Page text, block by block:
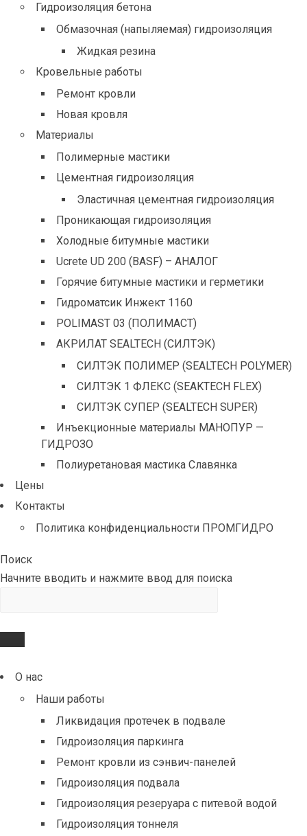
Гидроизоляция бетона
Обмазочная (напыляемая) гидроизоляция
Жидкая резина
Кровельные работы
Ремонт кровли
Новая кровля
Материалы
Полимерные мастики
Цементная гидроизоляция
Эластичная цементная гидроизоляция
Проникающая гидроизоляция
Холодные битумные мастики
Ucrete UD 200 (BASF) – АНАЛОГ
Горячие битумные мастики и герметики
Гидроматсик Инжект 1160
POLIMAST 03 (ПОЛИМАСТ)
АКРИЛАТ SEALTECH (СИЛТЭК)
СИЛТЭК ПОЛИМЕР (SEALTECH POLYMER)
СИЛТЭК 1 ФЛЕКС (SEAKTECH FLEX)
СИЛТЭК СУПЕР (SEALTECH SUPER)
Инъекционные материалы МАНОПУР —
ГИДРОЗО
Полиуретановая мастика Славянка
Цены
Контакты
Политика конфиденциальности ПРОМГИДРО
Поиск
Начните вводить и нажмите ввод для поиска
О нас
Наши работы
Ликвидация протечек в подвале
Гидроизоляция паркинга
Ремонт кровли из сэнвич-панелей
Гидроизоляция подвала
Гидроизоляция резеруара с питевой водой
Гидроизоляция тоннеля